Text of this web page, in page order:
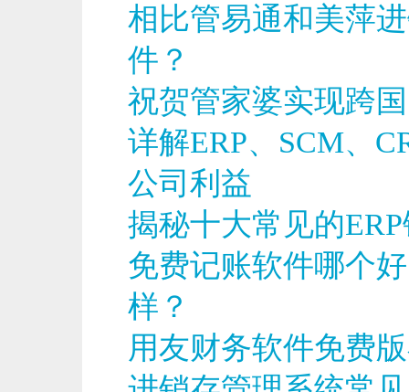
相比管易通和美萍
件？
祝贺管家婆实现跨
详解ERP、SCM、
公司利益
揭秘十大常见的
免费记账软件哪个
样？
用友财务软件免费